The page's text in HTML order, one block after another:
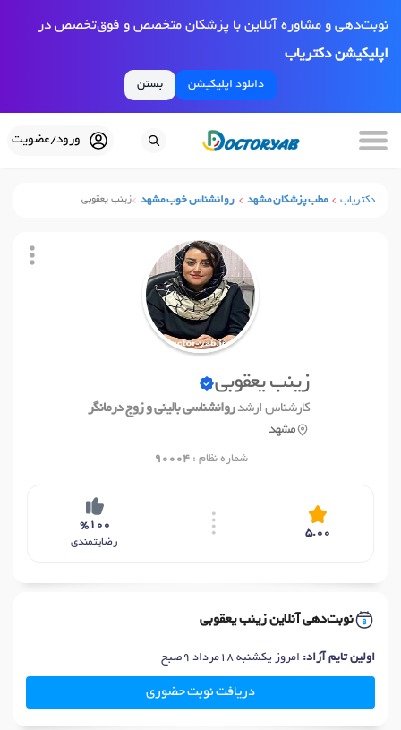
نوبت‌دهی و مشاوره آنلاین با پزشکان متخصص و فوق‌تخصص در
اپلیکیشن دکتریاب
دانلود اپلیکیشن بستن
ورود/عضویت
دکتریاب مطب پزشکان مشهد روانشناس خوب مشهد زینب یعقوبی
زینب یعقوبی
کارشناس ارشدروانشناسی بالینی و زوج درمانگر
مشهد
شماره نظام :90004
5.00
%100
رضایتمندی
نوبت‌دهی آنلاین زینب یعقوبی
اولین تایم آزاد: امروز یکشنبه 18مرداد 9صبح
دریافت نوبت حضوری